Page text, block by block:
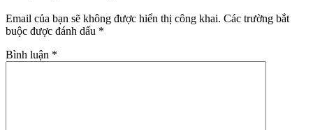
Email của bạn sẽ không được hiển thị công khai. Các trường bắt
buộc được đánh dấu *
Bình luận *